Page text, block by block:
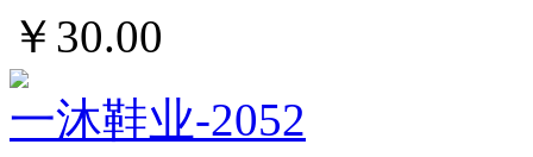
￥30.00
一沐鞋业-2052